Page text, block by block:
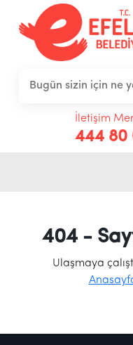
İletişim
444 80
404 -
Ulaşmaya